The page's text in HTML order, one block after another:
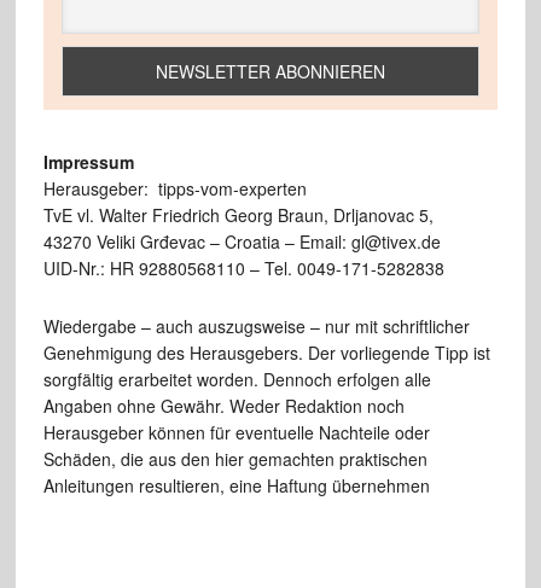
Impressum
Herausgeber: tipps-vom-experten
TvE vl. Walter Friedrich Georg Braun, Drljanovac 5,
43270 Veliki Grđevac – Croatia – Email: gl@tivex.de
UID-Nr.: HR 92880568110 – Tel. 0049-171-5282838
Wiedergabe – auch auszugsweise – nur mit schriftlicher
Genehmigung des Herausgebers. Der vorliegende Tipp ist
sorgfältig erarbeitet worden. Dennoch erfolgen alle
Angaben ohne Gewähr. Weder Redaktion noch
Herausgeber können für eventuelle Nachteile oder
Schäden, die aus den hier gemachten praktischen
Anleitungen resultieren, eine Haftung übernehmen